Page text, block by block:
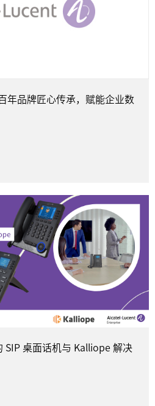
年品牌匠心传承，赋能企业数
SIP 桌面话机与 Kalliope 解决